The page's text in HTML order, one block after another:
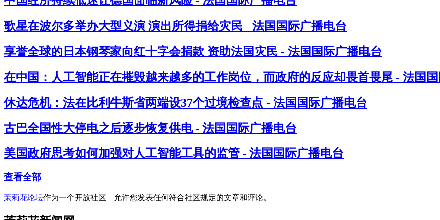
歌星在波尔多举办大型义演 演出所得捐给灾民 - 法国国际广播电台
享誉全球的日本钢琴家向红十字会捐款 资助法国灾民 - 法国国际广播电台
在中国：人工智能正在摧毁越来越多的工作岗位，而政府的反应却畏首畏尾 - 法国
休达危机：法在比利牛斯省两端设37个过境检查点 - 法国国际广播电台
古巴全国性大停电之后逐步恢复供电 - 法国国际广播电台
美国政府思考如何加强对人工智能工具的监管 - 法国国际广播电台
查看全部
茉莉花论坛作为一个开放社区，允许您发表任何符合社区规定的文章和评论。